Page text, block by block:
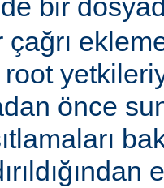
bir
çağrı
önce